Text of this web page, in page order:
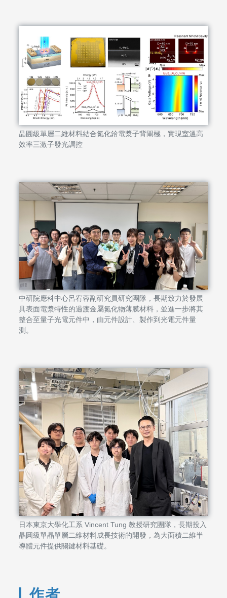
晶圓級單層二維材料結合氮化鉿電漿子背閘極，實現室溫高
效率三激子發光調控
中研院應科中心呂宥蓉副研究員研究團隊，長期致力於發展
具表面電漿特性的過渡金屬氮化物薄膜材料，並進一步將其
整合至量子光電元件中，由元件設計、製作到光電元件量
測。
日本東京大學化工系 Vincent Tung 教授研究團隊，長期投入
晶圓級單晶單層二維材料成長技術的開發，為大面積二維半
導體元件提供關鍵材料基礎。
作者